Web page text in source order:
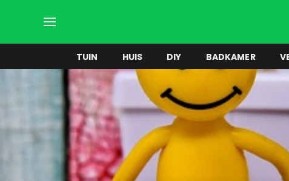
TUIN HUIS DIY BADKAMER